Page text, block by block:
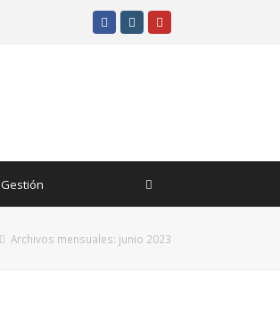
FacebookInstagram
Gestión
Archivos mensuales: junio 2023